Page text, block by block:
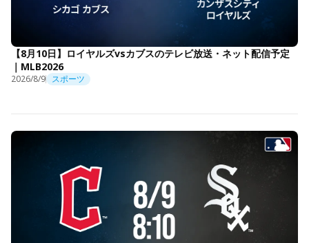
【8月10日】ロイヤルズvsカブスのテレビ放送・ネット配信予定
｜MLB2026
2026/8/9 スポーツ